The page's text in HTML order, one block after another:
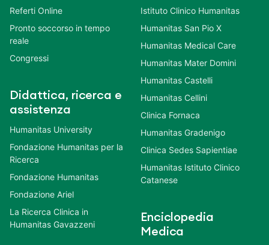
Referti Online
Pronto soccorso in tempo
reale
Congressi
Didattica, ricerca e
assistenza
Humanitas University
Fondazione Humanitas per la
Ricerca
Fondazione Humanitas
Fondazione Ariel
La Ricerca Clinica in
Humanitas Gavazzeni
Istituto Clinico Humanitas
Humanitas San Pio X
Humanitas Medical Care
Humanitas Mater Domini
Humanitas Castelli
Humanitas Cellini
Clinica Fornaca
Humanitas Gradenigo
Clinica Sedes Sapientiae
Humanitas Istituto Clinico
Catanese
Enciclopedia
Medica